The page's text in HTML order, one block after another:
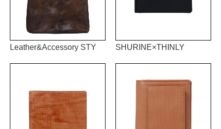
Leather&Accessory STY SHURINE×THINLY